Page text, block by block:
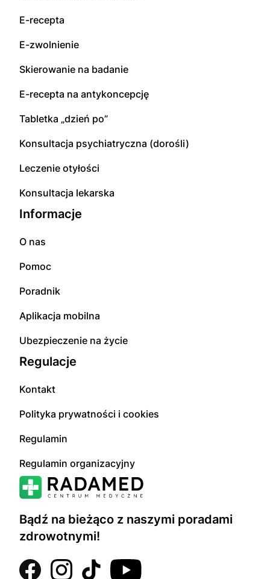
Bądź na bieżąco z naszymi poradami
zdrowotnymi!
E-recepta
E-zwolnienie
Skierowanie na badanie
E-recepta na antykoncepcję
Tabletka „dzień po”
Konsultacja psychiatryczna (dorośli)
Leczenie otyłości
Konsultacja lekarska
Informacje
O nas
Pomoc
Poradnik
Aplikacja mobilna
Ubezpieczenie na życie
Regulacje
Kontakt
Polityka prywatności i cookies
Regulamin
Regulamin organizacyjny